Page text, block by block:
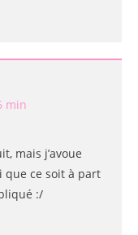
min
mais j’avoue
que ce soit à part
:/